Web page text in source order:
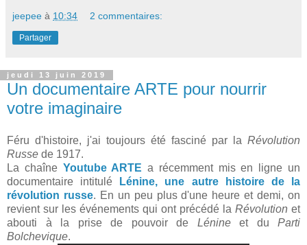
jeepee à 10:34 2 commentaires:
Partager
jeudi 13 juin 2019
Un documentaire ARTE pour nourrir
votre imaginaire
Féru d'histoire, j'ai toujours été fasciné par la Révolution
Russe de 1917.
La chaîne Youtube ARTE a récemment mis en ligne un
documentaire intitulé
Lénine, une autre histoire de la
révolution russe. En un peu plus d'une heure et demi, on
revient sur les événements qui ont précédé la Révolution et
abouti à la prise de pouvoir de Lénineet du Parti
Bolchevique.